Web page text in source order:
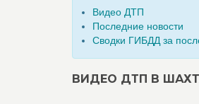
Видео ДТП
Последние новости
Сводки ГИБДД за
ВИДЕО ДТП В